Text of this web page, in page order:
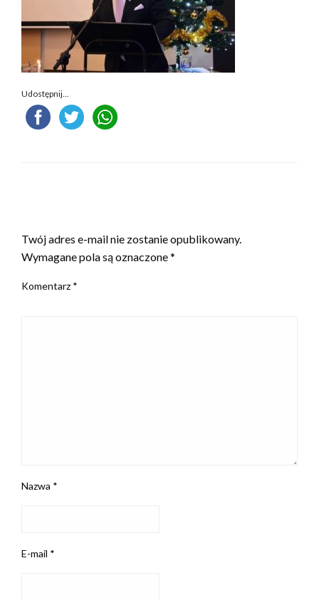
Udostępnij...
Twój adres e-mail nie zostanie opublikowany.
Wymagane pola są oznaczone*
Komentarz *
Nazwa *
E-mail *